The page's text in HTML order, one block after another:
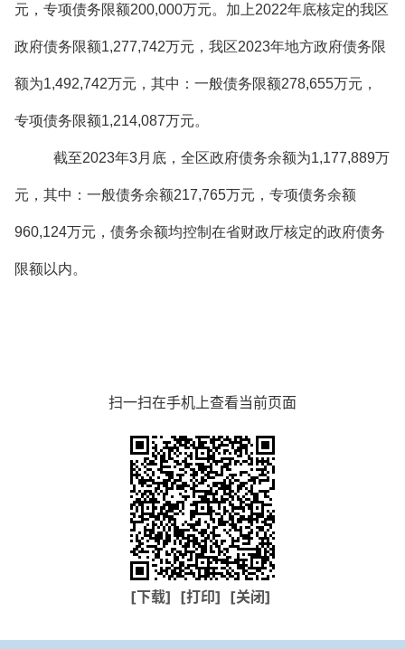
元，专项债务限额200,000万元。加上2022年底核定的我区
政府债务限额1,277,742万元，我区2023年地方政府债务限
额为1,492,742万元，其中：一般债务限额278,655万元，
专项债务限额1,214,087万元。
截至2023年3月底，全区政府债务余额为1,177,889万
元，其中：一般债务余额217,765万元，专项债务余额
960,124万元，债务余额均控制在省财政厅核定的政府债务
限额以内。
扫一扫在手机上查看当前页面
[下载] [打印] [关闭]